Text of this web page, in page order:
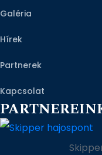
Galéria
Hírek
Partnerek
Kapcsolat